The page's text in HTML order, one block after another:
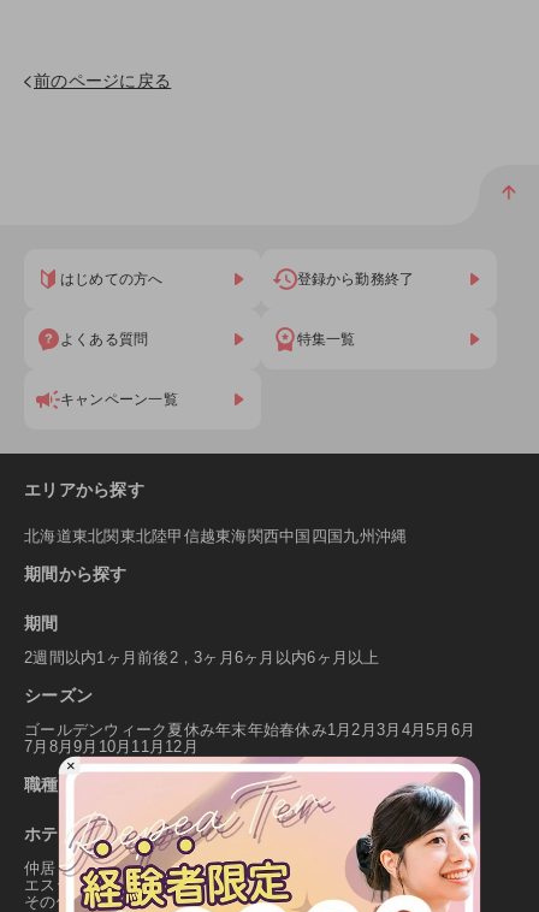
前のページに戻る
はじめての方へ 登録から勤務終了
よくある質問 特集一覧
キャンペーン一覧
エリアから探す
北海道東北関東北陸甲信越東海関西中国 四国 九州 沖縄
期間から探す
期間
2週間以内1ヶ月前後2，3ヶ月 6ヶ月以内6ヶ月以上
シーズン
ゴールデンウィーク 夏休み年末年始春休み1月2月3月 4月5月 6月
7月 8月9月 10月 11月 12月
職種から探す
ホテル・旅館・飲食店・レジャー施設等
仲居 レストランホールフロント・ベル 売店全般業務
エステ・マッサージ調理・調理補助裏方
マリン・レジャー関連
その他
×